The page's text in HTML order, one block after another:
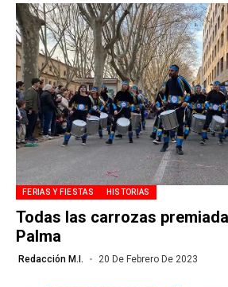
FERIAS Y FIESTAS HISTORIAS
Todas las carrozas
Palma
Redacción M.I. 20 De Febrero De 2023